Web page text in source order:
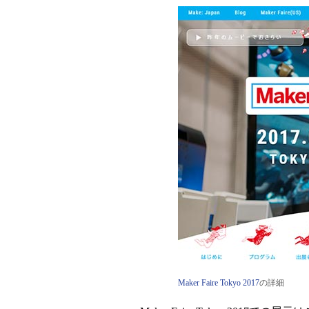
Maker Faire Tokyo 2017の詳細